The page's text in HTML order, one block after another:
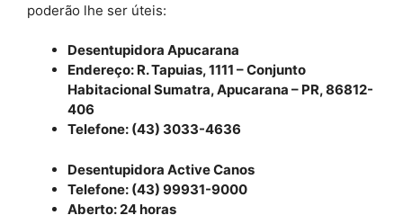
poderão lhe ser úteis:
Desentupidora Apucarana
Endereço: R. Tapuias, 1111 – Conjunto
Habitacional Sumatra, Apucarana – PR, 86812-
406
Telefone: (43) 3033-4636
Desentupidora Active Canos
Telefone: (43) 99931-9000
Aberto: 24 horas